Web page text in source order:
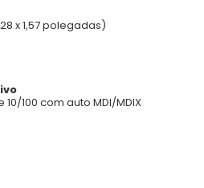
x 1,57 polegadas)
10/100 com auto MDI/MDIX